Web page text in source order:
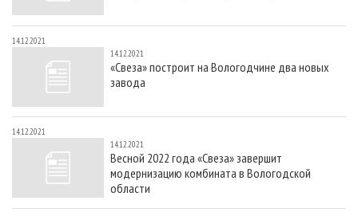
14.12.2021
14.12.2021
«Свеза» построит на Вологодчине два новых
завода
14.12.2021
14.12.2021
Весной 2022 года «Свеза» завершит
модернизацию комбината в Вологодской
области